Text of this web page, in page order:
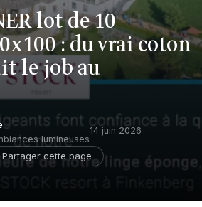
lot de 10
: du vrai coton
le job au
lumineuses
14 juin 2026
Partager cette page